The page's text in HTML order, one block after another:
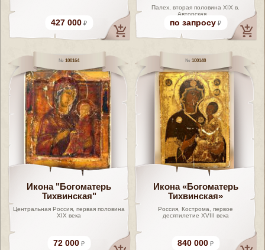
427 000
Палех, вторая половина XIX в.
Авторская ...
по запросу
100164
Икона "Богоматерь
Тихвинская"
Центральная Россия, первая половина
XIX века
72 000
100148
Икона «Богоматерь
Тихвинская»
Россия, Кострома, первое
десятилетие XVIII века
840 000